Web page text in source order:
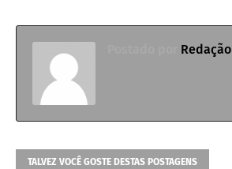
Redação
TALVEZ VOCÊ GOSTE DESTAS POSTAGENS